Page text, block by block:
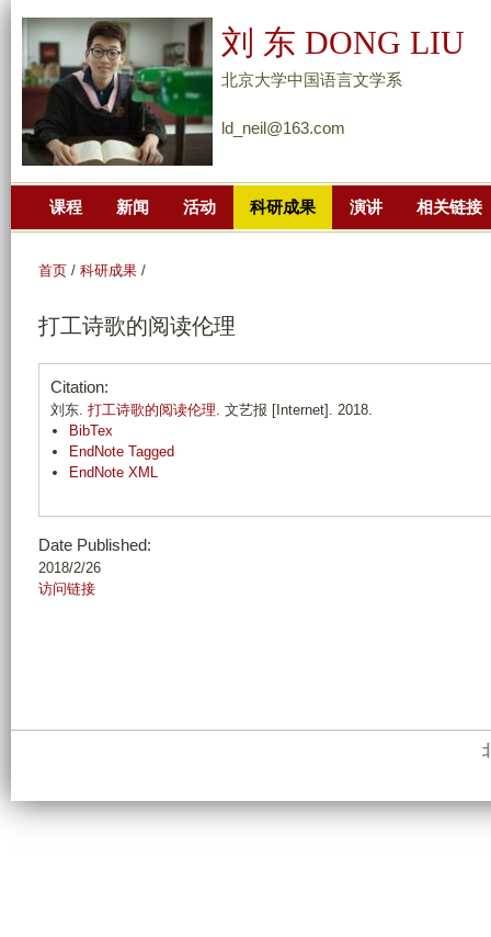
主
要
刘 东 DONG LIU
北京大学中国语言文学系
ld_neil@163.com
课程 新闻 活动 科研成果 演讲 相关链接
首页 / 科研成果 /
打工诗歌的阅读伦理
Citation:
刘东. 打工诗歌的阅读伦理. 文艺报 [Internet]. 2018.
BibTex
EndNote Tagged
EndNote XML
Date Published:
2018/2/26
访问链接